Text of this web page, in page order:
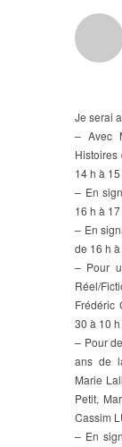
Je serai
– Avec
Histoires
14 h à 15
– En
16 h à
– En
de 16 h
– Pour
Réel/
Frédéric
30 à 10
– Pour
ans de
Marie
Petit,
Cassim
– En